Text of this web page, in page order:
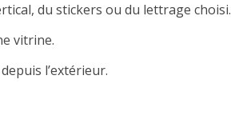
du stickers ou du lettrage choisi.
vitrine.
l’extérieur.